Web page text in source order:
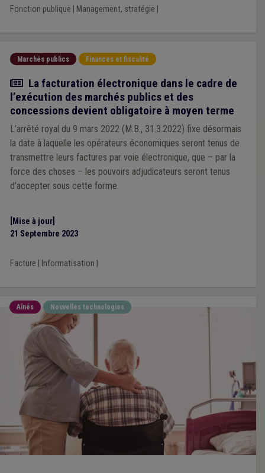
Fonction publique Management, stratégie
Marchés publics Finances et fiscalité
Actualité
La facturation électronique dans le cadre de
l’exécution des marchés publics et des
concessions devient obligatoire à moyen terme
L’arrêté royal du 9 mars 2022 (M.B., 31.3.2022) fixe désormais
la date à laquelle les opérateurs économiques seront tenus de
transmettre leurs factures par voie électronique, que – par la
force des choses – les pouvoirs adjudicateurs seront tenus
d’accepter sous cette forme.
[Mise à jour]
21 Septembre 2023
Facture Informatisation
Aînés Nouvelles technologies